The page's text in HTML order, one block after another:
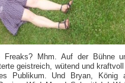
Freaks? Mhm. Auf der Bühne
geistreich, wütend und kraftvoll
Publikum. Und Bryan, König